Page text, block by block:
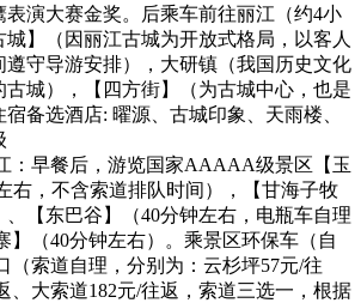
演大赛金奖。后乘车前往丽江（约4小
】（因丽江古城为开放式格局，以客人
遵守导游安排），大研镇（我国历史文化
城），【四方街】（为古城中心，也是
备选酒店: 曜源、古城印象、天雨楼、
：早餐后，游览国家AAAAA级景区【玉
右，不含索道排队时间），【甘海子牧
、【东巴谷】（40分钟左右，电瓶车自理
】（40分钟左右）。乘景区环保车（自
（索道自理，分别为：云杉坪57元/往
、大索道182元/往返，索道三选一，根据